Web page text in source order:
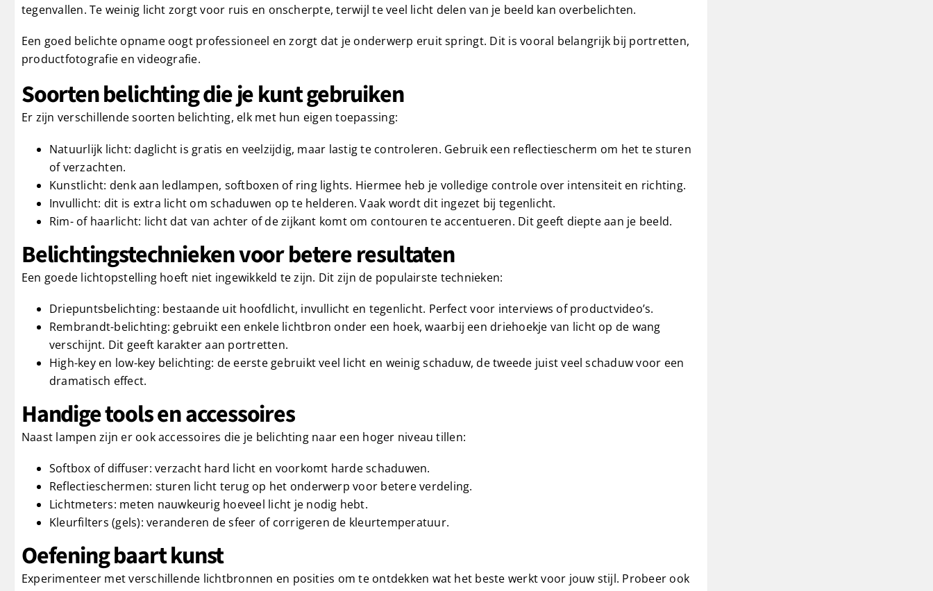
tegenvallen. Te weinig licht zorgt voor ruis en onscherpte, terwijl te veel licht delen van je beeld kan overbelichten.
Een goed belichte opname oogt professioneel en zorgt dat je onderwerp eruit springt. Dit is vooral belangrijk bij portretten,
productfotografie en videografie.
Soorten belichting die je kunt gebruiken
Er zijn verschillende soorten belichting, elk met hun eigen toepassing:
Natuurlijk licht: daglicht is gratis en veelzijdig, maar lastig te controleren. Gebruik een reflectiescherm om het te sturen
of verzachten.
Kunstlicht: denk aan ledlampen, softboxen of ring lights. Hiermee heb je volledige controle over intensiteit en richting.
Invullicht: dit is extra licht om schaduwen op te helderen. Vaak wordt dit ingezet bij tegenlicht.
Rim- of haarlicht: licht dat van achter of de zijkant komt om contouren te accentueren. Dit geeft diepte aan je beeld.
Belichtingstechnieken voor betere resultaten
Een goede lichtopstelling hoeft niet ingewikkeld te zijn. Dit zijn de populairste technieken:
Driepuntsbelichting: bestaande uit hoofdlicht, invullicht en tegenlicht. Perfect voor interviews of productvideo’s.
Rembrandt-belichting: gebruikt een enkele lichtbron onder een hoek, waarbij een driehoekje van licht op de wang
verschijnt. Dit geeft karakter aan portretten.
High-key en low-key belichting: de eerste gebruikt veel licht en weinig schaduw, de tweede juist veel schaduw voor een
dramatisch effect.
Handige tools en accessoires
Naast lampen zijn er ook accessoires die je belichting naar een hoger niveau tillen:
Softbox of diffuser: verzacht hard licht en voorkomt harde schaduwen.
Reflectieschermen: sturen licht terug op het onderwerp voor betere verdeling.
Lichtmeters: meten nauwkeurig hoeveel licht je nodig hebt.
Kleurfilters (gels): veranderen de sfeer of corrigeren de kleurtemperatuur.
Oefening baart kunst
Experimenteer met verschillende lichtbronnen en posities om te ontdekken wat het beste werkt voor jouw stijl. Probeer ook